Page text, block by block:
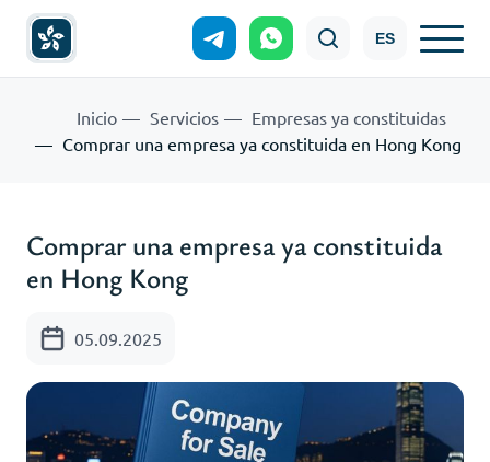
ES
Inicio Servicios
Empresas ya constituidas
Comprar una empresa ya constituida en Hong Kong
Comprar una empresa ya constituida
en Hong Kong
05.09.2025